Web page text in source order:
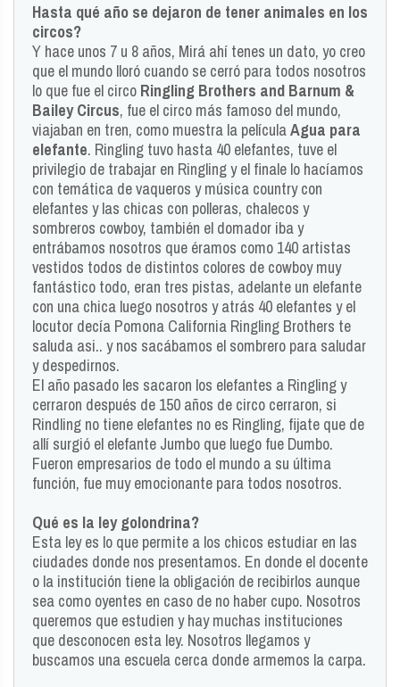
Hasta qué año se dejaron de tener animales en los
circos?
Y hace unos 7 u 8 años, Mirá ahí tenes un dato, yo creo
que el mundo lloró cuando se cerró para todos nosotros
lo que fue el circo Ringling Brothers and Barnum &
Bailey Circus, fue el circo más famoso del mundo,
viajaban en tren, como muestra la películaAgua para
elefante. Ringling tuvo hasta 40 elefantes, tuve el
privilegio de trabajar en Ringling y el finale lo hacíamos
con temática de vaqueros y música country con
elefantes y las chicas con polleras, chalecos y
sombreros cowboy, también el domador iba y
entrábamos nosotros que éramos como 140 artistas
vestidos todos de distintos colores de cowboy muy
fantástico todo, eran tres pistas, adelante un elefante
con una chica luego nosotros y atrás 40 elefantes y el
locutor decía Pomona California Ringling Brothers te
saluda asi.. y nos sacábamos el sombrero para saludar
y despedirnos.
El año pasado les sacaron los elefantes a Ringling y
cerraron después de 150 años de circo cerraron, si
Rindling no tiene elefantes no es Ringling, fijate que de
allí surgió el elefante Jumbo que luego fue Dumbo.
Fueron empresarios de todo el mundo a su última
función, fue muy emocionante para todos nosotros.
Qué es la ley golondrina?
Esta ley es lo que permite a los chicos estudiar en las
ciudades donde nos presentamos. En donde el docente
o la institución tiene la obligación de recibirlos aunque
sea como oyentes en caso de no haber cupo. Nosotros
queremos que estudien y hay muchas instituciones
que desconocen esta ley. Nosotros llegamos y
buscamos una escuela cerca donde armemos la carpa.